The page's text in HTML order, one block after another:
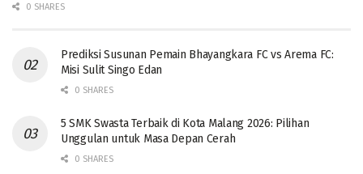
0 SHARES
Prediksi Susunan Pemain Bhayangkara FC vs Arema FC:
Misi Sulit Singo Edan
0 SHARES
5 SMK Swasta Terbaik di Kota Malang 2026: Pilihan
Unggulan untuk Masa Depan Cerah
0 SHARES